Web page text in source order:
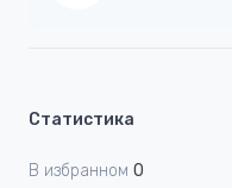
Статистика
В избранном 0